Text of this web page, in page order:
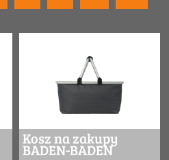
Kosz na zakupy
BADEN-BADEN